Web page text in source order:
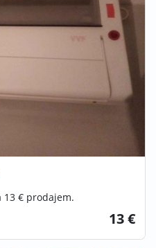
13 € prodajem.
13 €